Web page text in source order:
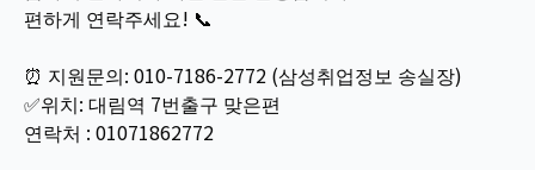
편하게 연락주세요! 📞
⏰ 지원문의: 010-7186-2772 (삼성취업정보 송실장)
✅위치: 대림역 7번출구 맞은편
연락처 : 01071862772